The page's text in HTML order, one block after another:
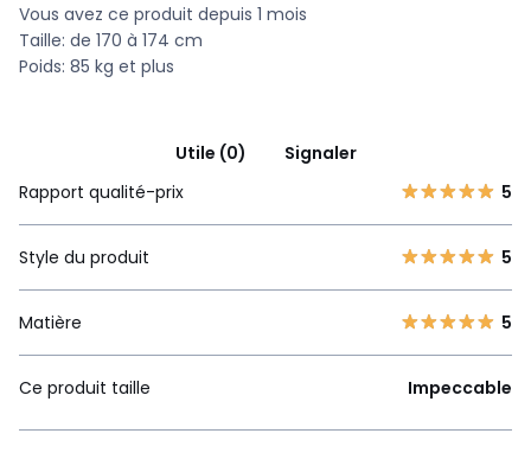
Vous avez ce produit depuis 1 mois
Taille: de 170 à 174 cm
Poids: 85 kg et plus
Utile (0)
Signaler
Rapport qualité-prix
5
Style du produit 5
Matière 5
Ce produit taille Impeccable